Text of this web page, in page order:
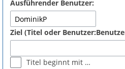
Fehler melden
Ausführender Benutzer:
Ziel (Titel oder
Titel beginnt mit …